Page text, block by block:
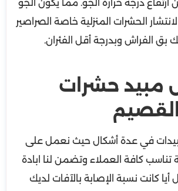
ارتفاع درجة حرارة الجو. مما يكون الجو
الحشرات المنزلية خاصة الصراصير
بق الفراش وبدرجة أقل الفئران.
مبيد حشرات
في عدة أشكال حيث نعمل على
كافة العملاء وتضمن لنا ابادة
أيا كانت نسبة الإصابة بالآفات لديك